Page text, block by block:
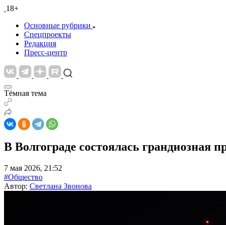
18+
Основные рубрики
Спецпроекты
Редакция
Пресс-центр
Тёмная тема
В Волгограде состоялась грандиозная
7 мая 2026, 21:52
#Общество
Автор: Светлана Звонова